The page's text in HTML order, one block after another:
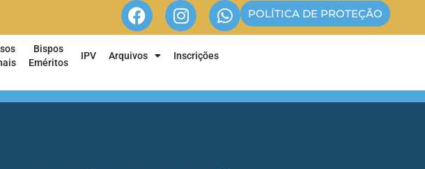
POLÍTICA DE PROTEÇÃO
Bispos
Eméritos
IPV Arquivos Inscrições